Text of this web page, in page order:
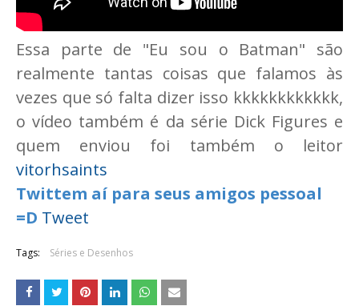
Essa parte de "Eu sou o Batman" são
realmente tantas coisas que falamos às
vezes que só falta dizer isso kkkkkkkkkkkk,
o vídeo também é da série Dick Figures e
quem enviou foi também o leitor
vitorhsaints
Twittem aí para seus amigos pessoal
=D Tweet
Tags: Séries e Desenhos